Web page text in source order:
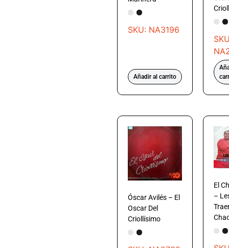
SKU: NA3196
Añadir al carrito
Óscar Avilés – El
Oscar Del
Criollísimo
El
–